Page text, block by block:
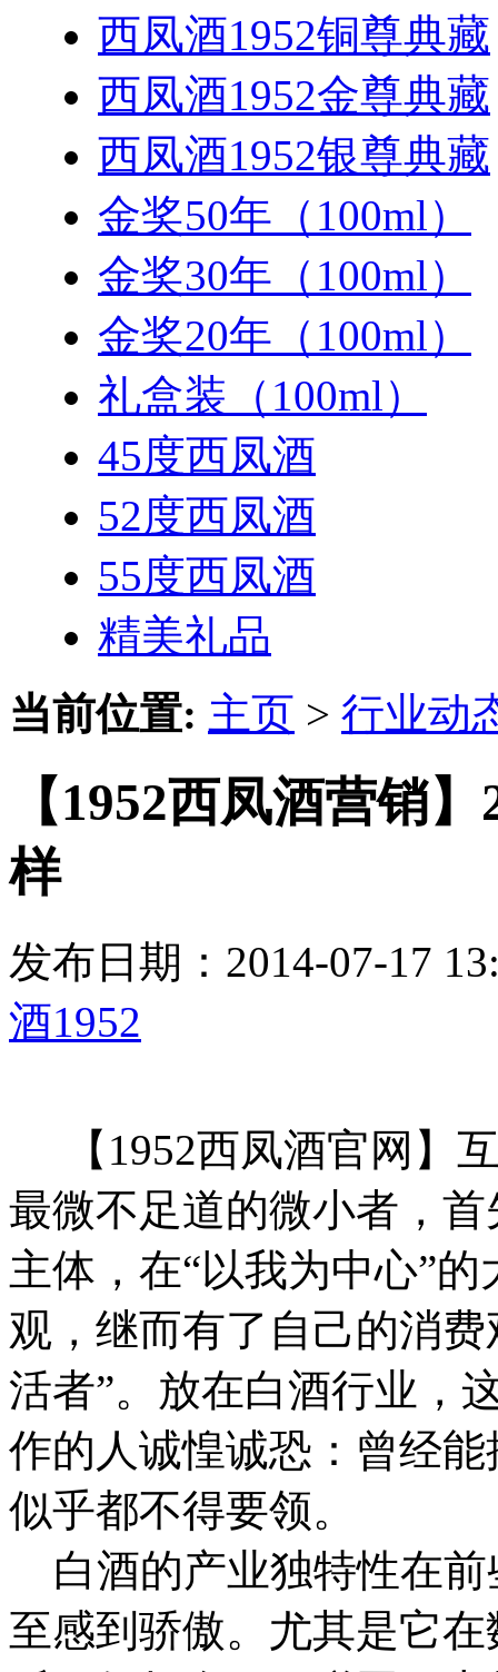
西凤酒1952铜尊典藏
西凤酒1952金尊典藏
西凤酒1952银尊典藏
金奖50年（100ml）
金奖30年（100ml）
金奖20年（100ml）
礼盒装（100ml）
45度西凤酒
52度西凤酒
55度西凤酒
精美礼品
当前位置: 主页 > 行业动
【1952西凤酒营销
样
发布日期：2014-07-17
酒1952
【1952西凤酒官网】
最微不足道的微小者，
主体，在“以我为中心”
观，继而有了自己的消
活者”。放在白酒行业，
作的人诚惶诚恐：曾经
似乎都不得要领。
白酒的产业独特性在前
至感到骄傲。尤其是它